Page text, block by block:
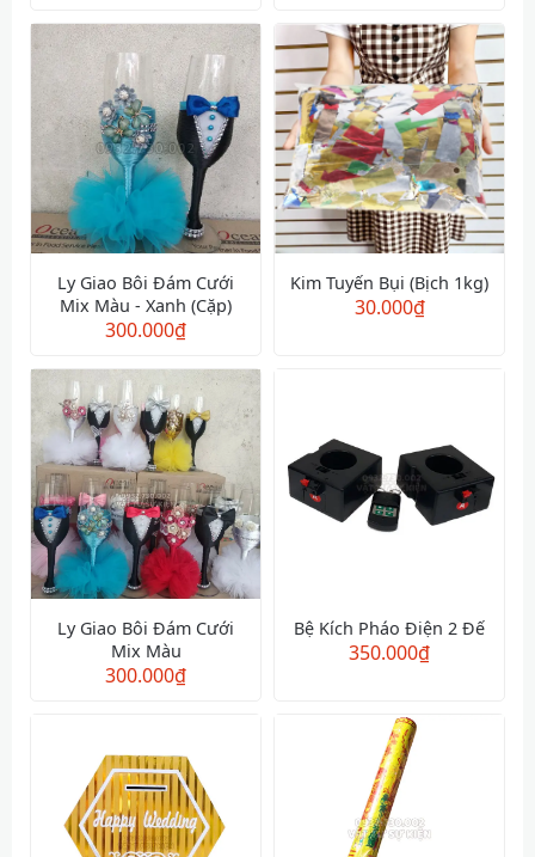
Ly Giao Bôi Đám Cưới
Mix Màu - Xanh (Cặp)
300.000₫
Kim Tuyến Bụi (Bịch 1kg)
30.000₫
Ly Giao Bôi Đám Cưới
Mix Màu
300.000₫
Bệ Kích Pháo Điện 2 Đế
350.000₫